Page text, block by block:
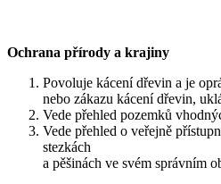
Ochrana přírody a krajiny
Povoluje kácení dřevin a je
nebo zákazu kácení dřevin,
Vede přehled pozemků
Vede přehled o veřejně
stezkách
a pěšinách ve svém správním